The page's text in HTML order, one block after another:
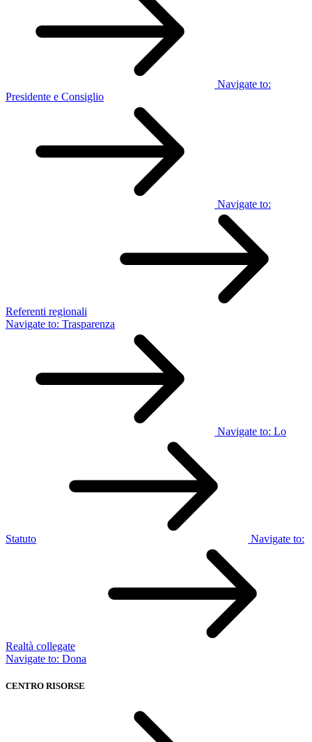
Navigate to:
Presidente e Consiglio
Navigate to:
Referenti regionali
Navigate to: Trasparenza
Navigate to: Lo
Statuto Navigate to:
Realtà collegate
Navigate to: Dona
CENTRO RISORSE